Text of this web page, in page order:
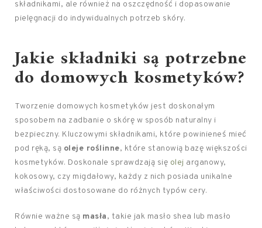
składnikami, ale również na oszczędność i dopasowanie
pielęgnacji do indywidualnych potrzeb skóry.
Jakie składniki są potrzebne
do domowych kosmetyków?
Tworzenie domowych kosmetyków jest doskonałym
sposobem na zadbanie o skórę w sposób naturalny i
bezpieczny. Kluczowymi składnikami, które powinieneś mieć
pod ręką, są oleje roślinne, które stanowią bazę większości
kosmetyków. Doskonale sprawdzają się olej arganowy,
kokosowy, czy migdałowy, każdy z nich posiada unikalne
właściwości dostosowane do różnych typów cery.
Równie ważne są masła, takie jak masło shea lub masło